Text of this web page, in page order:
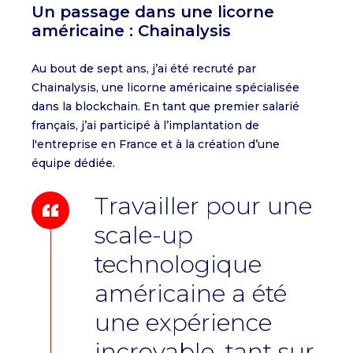
Un passage dans une licorne
américaine : Chainalysis
Au bout de sept ans, j’ai été recruté par
Chainalysis, une licorne américaine spécialisée
dans la blockchain. En tant que premier salarié
français, j’ai participé à l’implantation de
l'entreprise en France et à la création d’une
équipe dédiée.
Travailler pour une
scale-up
technologique
américaine a été
une expérience